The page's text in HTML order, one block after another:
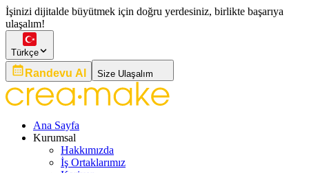
İşinizi dijitalde büyütmek için doğru yerdesiniz, birlikte başarıya
ulaşalım!
Türkçe
Randevu Al Size Ulaşalım
Ana Sayfa
Kurumsal
Hakkımızda
İş Ortaklarımız